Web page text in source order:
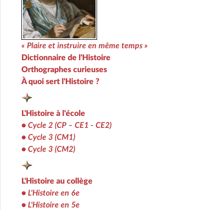
« Plaire et instruire en même temps »
Dictionnaire de l'Histoire
Orthographes curieuses
À quoi sert l'Histoire ?
L'Histoire à l'école
• Cycle 2 (CP – CE1 - CE2)
• Cycle 3 (CM1)
• Cycle 3 (CM2)
L'Histoire au collège
• L'Histoire en 6e
• L'Histoire en 5e